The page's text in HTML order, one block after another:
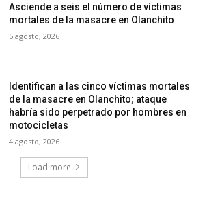
Asciende a seis el número de víctimas
mortales de la masacre en Olanchito
5 agosto, 2026
Identifican a las cinco víctimas mortales
de la masacre en Olanchito; ataque
habría sido perpetrado por hombres en
motocicletas
4 agosto, 2026
Load more